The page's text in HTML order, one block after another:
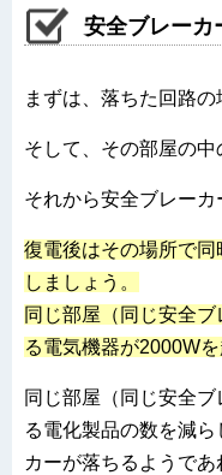
安全ブレーカ
まずは、落ちた回路の
そして、その部屋の中
それから安全ブレーカ
復電後はその場所で
しましょう。
同じ部屋（同じ安全
る電気機器が2000W
同じ部屋（同じ安全
る電化製品の数を減
カーが落ちるようで